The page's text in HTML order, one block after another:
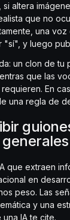
altera
que no
una voz
"sí", y luego
un clon de tu
que las
En
una regla de
que extraen
en
peso. Las
y una
IA te cite.